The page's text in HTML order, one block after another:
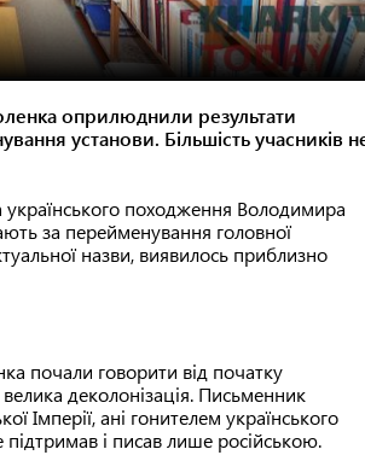
оприлюднили результати
установи. Більшість учасників
українського походження Володимира
за перейменування головної
назви, виявилось приблизно
почали говорити від початку
деколонізація. Письменник
Імперії, ані гонителем українського
підтримав і писав лише російською.